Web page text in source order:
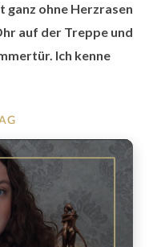
ganz ohne Herzrasen
auf der Treppe und
Ich kenne